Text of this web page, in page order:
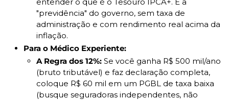
"previdência" do governo, sem taxa de
administração e com rendimento real acima da
inflação.
Para o Médico Experiente:
A Regra dos 12%: Se você ganha R$ 500 mil/ano
(bruto tributável) e faz declaração completa,
coloque R$ 60 mil em um PGBL de taxa baixa
(busque seguradoras independentes, não